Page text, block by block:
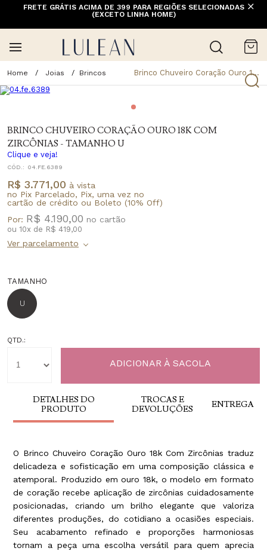
FRETE GRÁTIS ACIMA DE 399 PARA REGIÕES SELECIONADAS
(EXCETO LINHA HOME)
Joias Brincos Brinco Chuveiro Coração Ouro 18k Com Zircônias - Tamanho U
BRINCO CHUVEIRO CORAÇÃO OURO 18K COM
ZIRCÔNIAS - TAMANHO U
Clique e veja!
CÓD.: 04.FE.6389
R$ 3.771,00 à vista
no Pix Parcelado, Pix, uma vez no
cartão de crédito ou Boleto (10% Off)
Por: R$ 4.190,00
ou 10x de R$ 419,00
TAMANHO
U
QTD.:
DETALHES DO
PRODUTO
TROCAS E
DEVOLUÇÕES
ENTREGA
O Brinco Chuveiro Coração Ouro 18k Com Zircônias traduz
delicadeza e sofisticação em uma composição clássica e
atemporal. Produzido em ouro 18k, o modelo em formato
de coração recebe aplicação de zircônias cuidadosamente
posicionadas, criando um brilho elegante que valoriza
diferentes produções, do cotidiano a ocasiões especiais.
Seu acabamento refinado e proporções harmoniosas
tornam a peça uma escolha versátil para quem aprecia